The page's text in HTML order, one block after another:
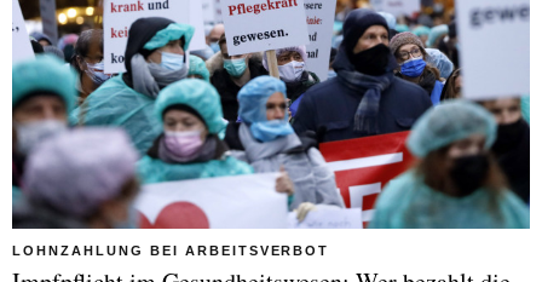
LOHNZAHLUNG BEI ARBEITSVERBOT